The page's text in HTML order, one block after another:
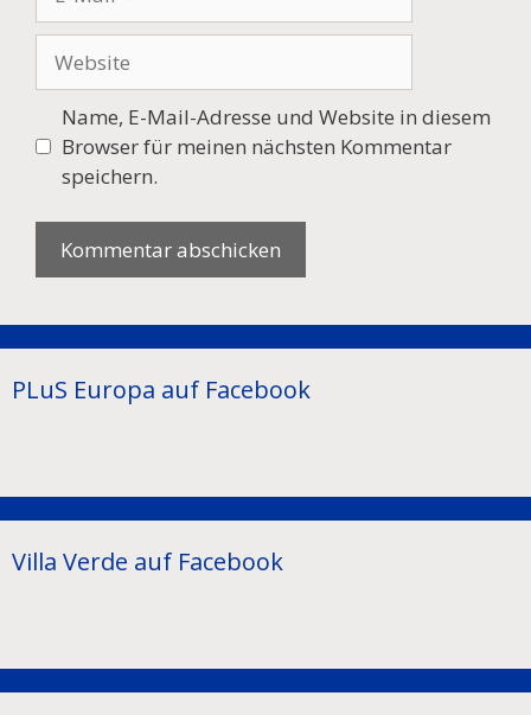
Mail
Name, E-Mail-Adresse und Website in diesem
Browser für meinen nächsten Kommentar
speichern.
PLuS Europa auf Facebook
Villa Verde auf Facebook